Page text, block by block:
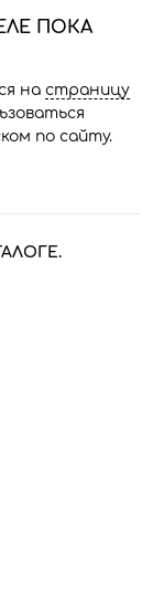
ПОКА
на страницу
по сайту.